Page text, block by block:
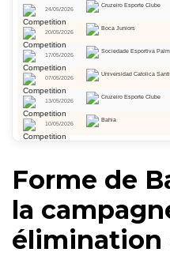
24/05/2026
Cruzeiro Esporte Clube
20/05/2026
Boca Juniors
17/05/2026
Sociedade Esportiva
07/05/2026
Universidad Catolica
13/05/2026
Cruzeiro Esporte Clube
10/05/2026
Bahia
Forme de
la
élimination